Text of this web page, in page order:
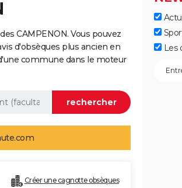
CAMPENON. Vous pouvez
d'obsèques plus ancien en
commune dans le moteur
Créer une cagnotte obsèques
Les